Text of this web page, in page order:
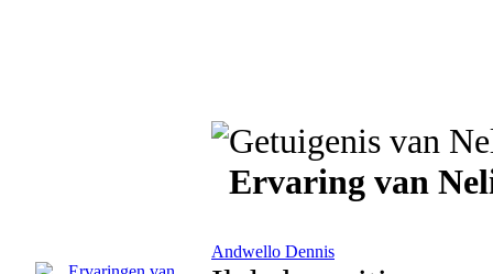
Ervaring van
Andwello Dennis